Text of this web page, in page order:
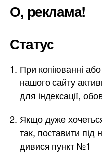
О, реклама!
Статус
При копіюванні або
нашого сайту
для індексації,
Якщо дуже
так, поставити під
дивися пункт №1